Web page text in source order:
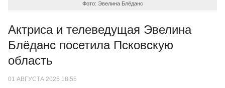
Фото: Эвелина Блёданс
Актриса и телеведущая Эвелина
Блёданс посетила Псковскую
область
01 АВГУСТА 2025 18:55